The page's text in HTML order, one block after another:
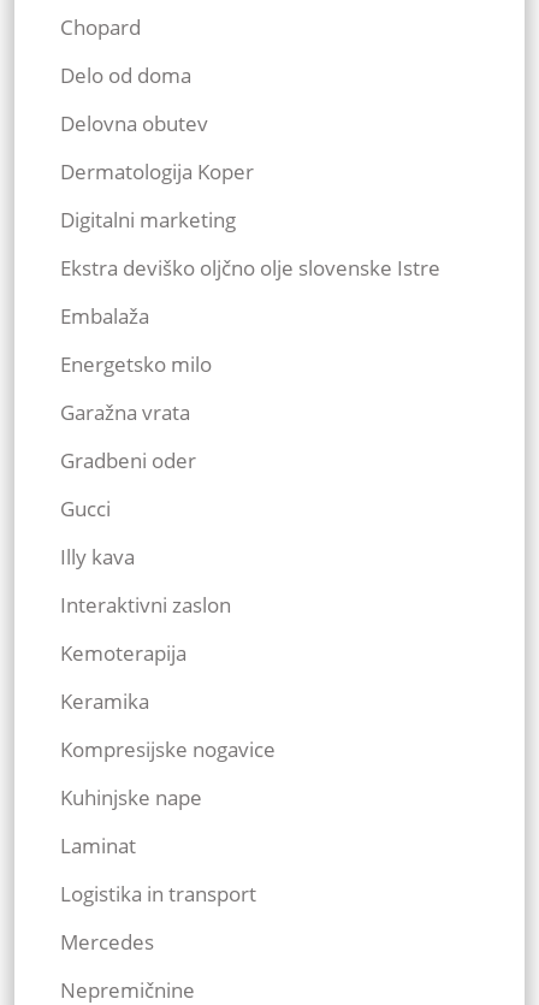
Chopard
Delo od doma
Delovna obutev
Dermatologija Koper
Digitalni marketing
Ekstra deviško oljčno olje slovenske Istre
Embalaža
Energetsko milo
Garažna vrata
Gradbeni oder
Gucci
Illy kava
Interaktivni zaslon
Kemoterapija
Keramika
Kompresijske nogavice
Kuhinjske nape
Laminat
Logistika in transport
Mercedes
Nepremičnine